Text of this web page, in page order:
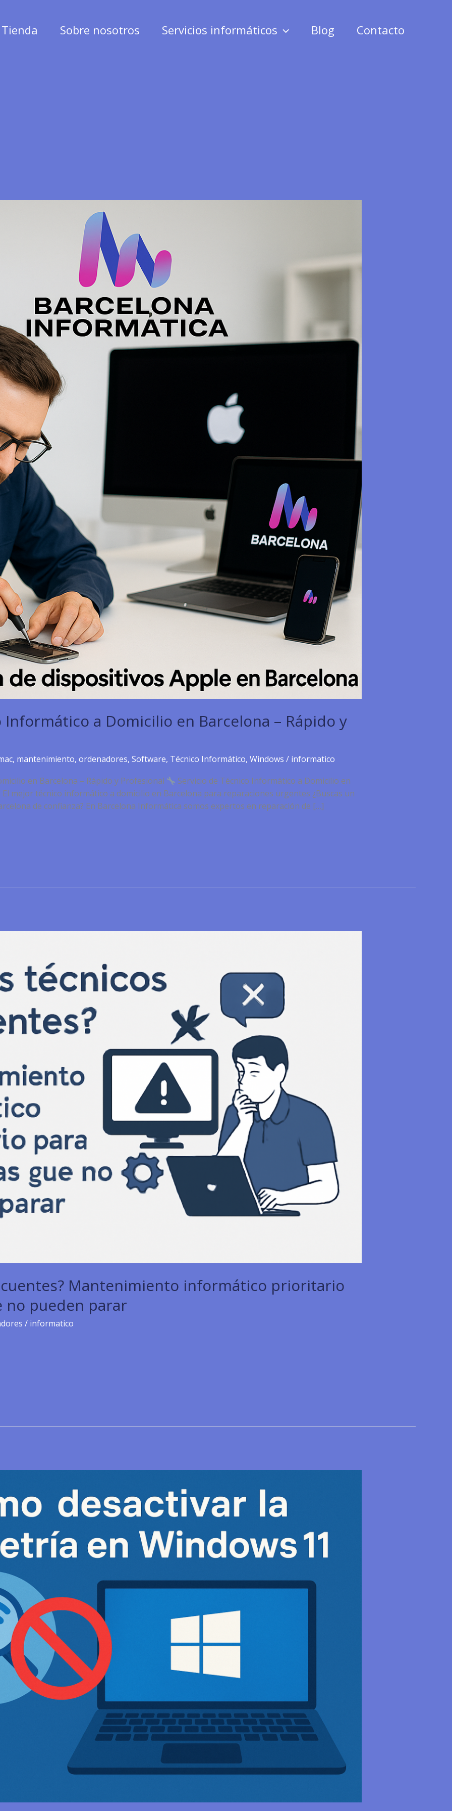
Tienda Sobre nosotros Servicios informáticos Blog Contacto
Informático a Domicilio en Barcelona – Rápido y
, mantenimiento, ordenadores, Software, Técnico Informático, Windows / informatico
en Barcelona – Rápido y Profesional
Servicio de Técnico Informático a Domicilio en
El mejor técnico informático a domicilio en Barcelona para reparaciones urgentes ¿Buscas un
de confianza? En Barcelona Informática somos expertos en reparación de […]
Mantenimiento informático prioritario
no pueden parar
/ informatico